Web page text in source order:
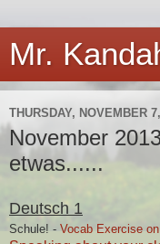
Mr.
THURSDAY, NOVEMBER
November
etwas......
Deutsch 1
Schule! - Vocab Exercise